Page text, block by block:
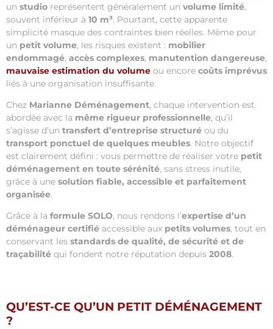
un studio représentent généralement un volume limité,
souvent inférieur à 10 m³. Pourtant, cette apparente
simplicité masque des contraintes bien réelles. Même pour
un petit volume, les risques existent : mobilier
endommagé, accès complexes, manutention dangereuse,
mauvaise estimation du volume ou encore coûts imprévus
liés à une organisation insuffisante.
Chez Marianne Déménagement, chaque intervention est
abordée avec la même rigueur professionnelle, qu’il
s’agisse d’un transfert d’entreprise structuré ou du
transport ponctuel de quelques meubles. Notre objectif
est clairement défini : vous permettre de réaliser votre petit
déménagement en toute sérénité, sans stress inutile,
grâce à une solution fiable, accessible et parfaitement
organisée.
Grâce à la formule SOLO, nous rendons l’expertise d’un
déménageur certifié accessible aux petits volumes, tout en
conservant les standards de qualité, de sécurité et de
traçabilité qui fondent notre réputation depuis 2008.
QU’EST-CE QU’UN PETIT DÉMÉNAGEMENT
?